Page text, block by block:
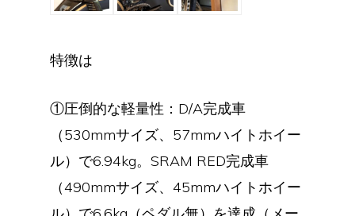
特徴は
①圧倒的な軽量性：D/A完成車
（530mmサイズ、57mmハイトホイー
ル）で6.94kg。SRAM RED完成車
（490mmサイズ、45mmハイトホイー